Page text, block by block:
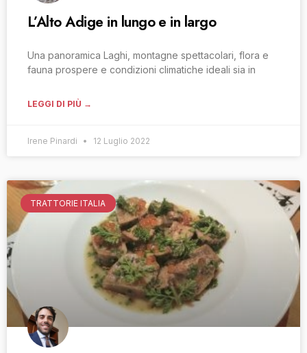
L’Alto Adige in lungo e in largo
Una panoramica Laghi, montagne spettacolari, flora e
fauna prospere e condizioni climatiche ideali sia in
LEGGI DI PIÙ →
Irene Pinardi 12 Luglio 2022
TRATTORIE ITALIA